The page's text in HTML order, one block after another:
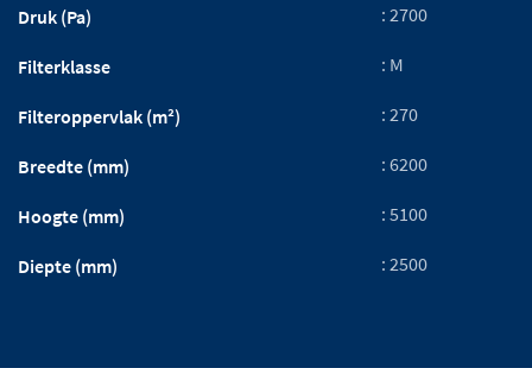
Druk (Pa) : 2700
Filterklasse : M
Filteroppervlak (m²) : 270
Breedte (mm) : 6200
Hoogte (mm) : 5100
Diepte (mm) : 2500